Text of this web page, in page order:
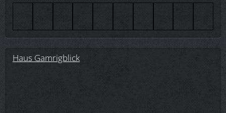
Haus Gamrigblick